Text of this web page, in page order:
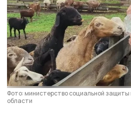
Фото: министерство социальной защиты
области